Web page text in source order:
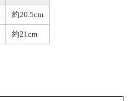
約20.5cm
約21cm